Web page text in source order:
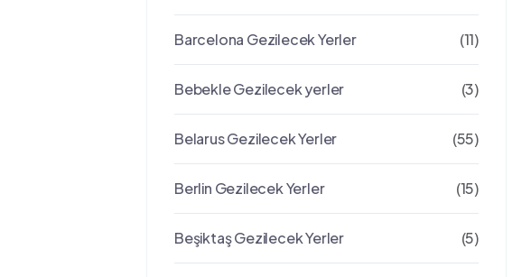
Barcelona Gezilecek Yerler (11)
Bebekle Gezilecek yerler (3)
Belarus Gezilecek Yerler (55)
Berlin Gezilecek Yerler (15)
Beşiktaş Gezilecek Yerler (5)